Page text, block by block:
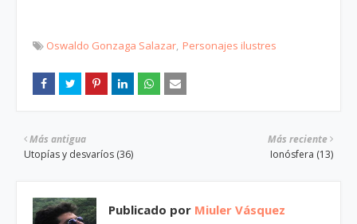
Oswaldo Gonzaga Salazar Personajes ilustres
Más reciente
Ionósfera (13)
Más antigua
Utopías y desvaríos (36)
Publicado por Miuler Vásquez